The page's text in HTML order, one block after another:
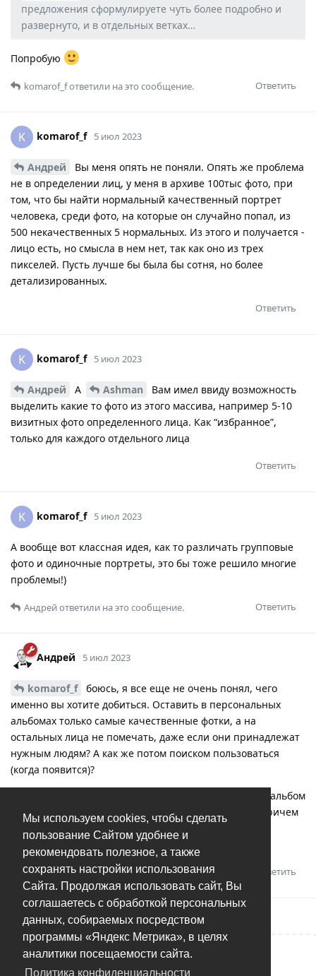
Мы используем cookies, чтобы сделать
пользование Сайтом удобнее и
рекомендовать полезное, а также
сохранять настройки использования
Сайта. Продолжая использовать сайт, Вы
соглашаетесь с обработкой персональных
данных, собираемых посредством
программы «Яндекс Метрика», в целях
аналитики посещаемости сайта.
Политика конфиденциальности
предложения сформулируете чуть более подробно и
развернуто, и в отдельных ветках…
Попробую
Ответить
komarof_fответили на это сообщение.
K komarof_f 5 июл 2023
Андрей
Вы меня опять не поняли. Опять же проблема
не в определении лиц, у меня в архиве 100тыс фото, при
том, что бы найти нормальный качественный портрет
человека, среди фото, на которые он случайно попал, из
500 некачественных 5 нормальных. Из этого и получается -
лицо есть, но смысла в нем нет, так как оно из трех
пикселей. Пусть лучше бы была бы сотня, но более
детализированных.
Ответить
K komarof_f 5 июл 2023
Андрей А Ashman
Вам имел ввиду возможность
выделить какие то фото из этого массива, например 5-10
визитных фото определенного лица. Как “избранное”,
только для каждого отдельного лица
Ответить
K komarof_f 5 июл 2023
А вообще вот классная идея, как то различать групповые
фото и одиночные портреты, это бы тоже решило многие
проблемы!)
Ответить
Андрейответили на это сообщение.
Андрей 5 июл 2023
komarof_f
боюсь, я все еще не очень понял, чего
именно вы хотите добиться. Оставить в персональных
альбомах только самые качественные фотки, а на
остальных лица не помечать, даже если они принадлежат
нужным людям? А как же потом поиском пользоваться
(когда появится)?
Мне кажется, что лучшие портреты нужно просто в альбом
отдельный собирать и всё. Я лично так поступаю. Причем
мне не нужно это делать для всей сотни людей в
библиотеке, только для парочки.
Ответить
Ashmanоценил это.
Написать ответ...